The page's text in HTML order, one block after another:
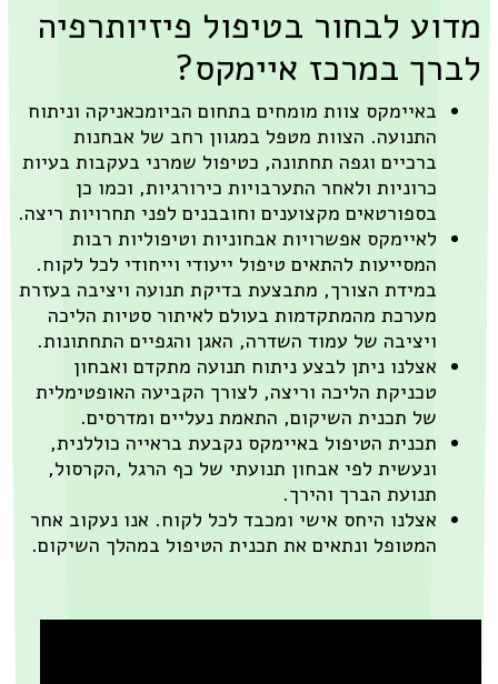
לבחור בטיפול פיזיותרפיה
במרכז איימקס?
באיימקס צוות מומחים בתחום הביומכאניקה וניתוח
התנועה. הצוות מטפל במגוון רחב של אבחנות
ברכיים וגפה תחתונה, כטיפול שמרני בעקבות בעיות
כרוניות ולאחר התערבויות כירורגיות, וכמו כן
בספורטאים מקצוענים וחובבנים לפני תחרויות ריצה.
לאיימקס אפשרויות אבחוניות וטיפוליות רבות
המסייעות להתאים טיפול ייעודי וייחודי לכל לקוח.
במידת הצורך, מתבצעת בדיקת תנועה ויציבה בעזרת
מערכת מהמתקדמות בעולם לאיתור סטיות הליכה
ויציבה של עמוד השדרה, האגן והגפיים התחתונות.
אצלנו ניתן לבצע ניתוח תנועה מתקדם ואבחון
טכניקת הליכה וריצה, לצורך הקביעה האופטימלית
של תכנית השיקום, התאמת נעליים ומדרסים.
תכנית הטיפול באיימקס נקבעת בראייה כוללנית,
ונעשית לפי אבחון תנועתי של כף הרגל ,הקרסול,
תנועת הברך והירך.
אצלנו היחס אישי ומכבד לכל לקוח. אנו נעקוב אחר
המטופל ונתאים את תכנית הטיפול במהלך השיקום.